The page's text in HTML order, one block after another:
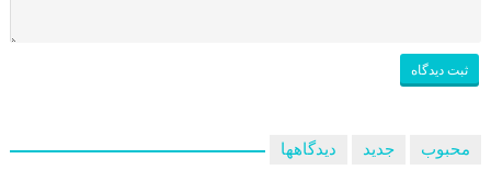
محبوب جدید دیدگاهها